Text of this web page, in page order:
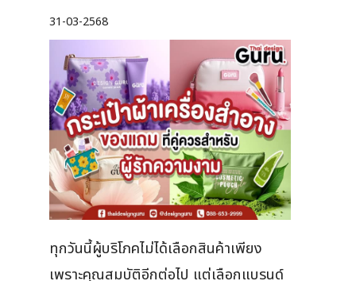
31-03-2568
ทุกวันนี้ผู้บริโภคไม่ได้เลือกสินค้าเพียง
เพราะคุณสมบัติอีกต่อไป แต่เลือกแบรนด์